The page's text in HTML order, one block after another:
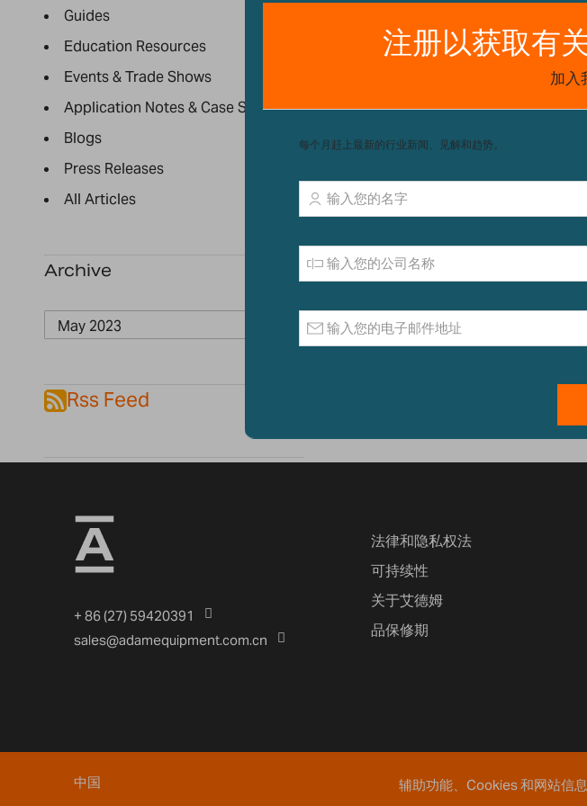
Guides
Education Resources
Events & Trade Shows
Application Notes & Case Studies
Blogs
Press Releases
All Articles
Archive
Rss Feed
+ 86 (27) 59420391
sales@adamequipment.com.cn
法律和隐私权法
可持续性
关于艾德姆
品保修期
中国 辅助功能、Cookies 和网站信息